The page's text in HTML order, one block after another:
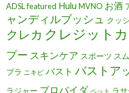
ADSLfeatured Hulu MVNO お酒
ャンディルブッシュ クッ
クレカ クレジット
プー スキンケア スポーツ ス
ブラ ニキビ バスト バストア
ラジャー プロバイダ ペット ラ